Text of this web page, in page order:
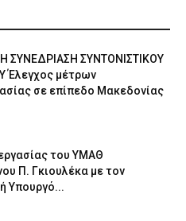
ΣΥΝΕΔΡΙΑΣΗ ΣΥΝΤΟΝΙΣΤΙΚΟΥ
Έλεγχος μέτρων
σε επίπεδο Μακεδονίας
του ΥΜΑΘ
Π. Γκιουλέκα με τον
Υπουργό...